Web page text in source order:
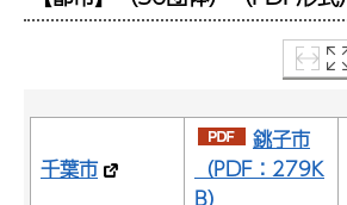
千葉市
銚子市
（PDF：279K
B）